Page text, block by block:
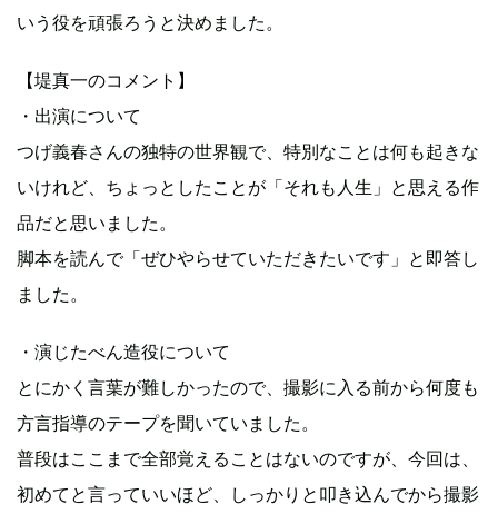
いう役を頑張ろうと決めました。
【堤真一のコメント】
・出演について
つげ義春さんの独特の世界観で、特別なことは何も起きな
いけれど、ちょっとしたことが「それも人生」と思える作
品だと思いました。
脚本を読んで「ぜひやらせていただきたいです」と即答し
ました。
・演じたべん造役について
とにかく言葉が難しかったので、撮影に入る前から何度も
方言指導のテープを聞いていました。
普段はここまで全部覚えることはないのですが、今回は、
初めてと言っていいほど、しっかりと叩き込んでから撮影